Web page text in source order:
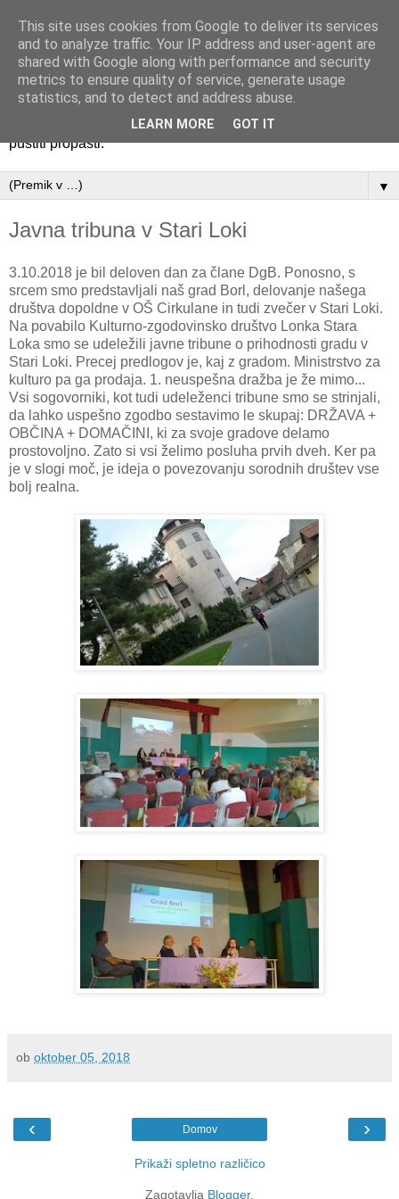
Društvo za oživitev gradu
Borl
Pogled na grad BorlGrad Borl je biser, ki ga ne smemo
pustiti propasti.
▼
Javna tribuna v Stari Loki
3.10.2018 je bil deloven dan za člane DgB. Ponosno, s
srcem smo predstavljali naš grad Borl, delovanje našega
društva dopoldne v OŠ Cirkulane in tudi zvečer v Stari Loki.
Na povabilo Kulturno-zgodovinsko društvo Lonka Stara
Loka smo se udeležili javne tribune o prihodnosti gradu v
Stari Loki. Precej predlogov je, kaj z gradom. Ministrstvo za
kulturo pa ga prodaja. 1. neuspešna dražba je že mimo...
Vsi sogovorniki, kot tudi udeleženci tribune smo se strinjali,
da lahko uspešno zgodbo sestavimo le skupaj: DRŽAVA +
OBČINA + DOMAČINI, ki za svoje gradove delamo
prostovoljno. Zato si vsi želimo posluha prvih dveh. Ker pa
je v slogi moč, je ideja o povezovanju sorodnih društev vse
bolj realna.
ob oktober 05, 2018
‹ ›
Domov
Prikaži spletno različico
Zagotavlja Blogger.
This site uses cookies from Google to deliver its services
and to analyze traffic. Your IP address and user-agent are
shared with Google along with performance and security
metrics to ensure quality of service, generate usage
statistics, and to detect and address abuse.
LEARN MORE GOT IT